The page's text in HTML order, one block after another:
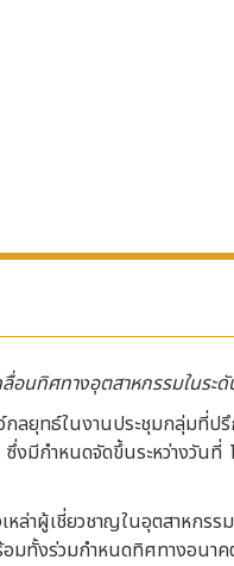
นทิศทางอุตสาหกรรมในระดั
ลยุทธ์ในงานประชุมกลุ่มที่ป
ซึ่งมีกำหนดจัดขึ้นระหว่าง
ล่าผู้เชี่ยวชาญในอุตสาหกร
มทั้งร่วมกำหนดทิศทางอนา